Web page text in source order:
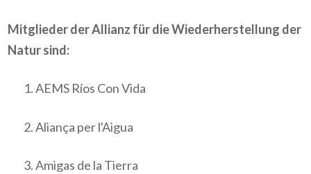
Mitglieder der Allianz für die Wiederherstellung der
Natur sind:
AEMS Ríos Con Vida
Aliança per l'Aigua
Amigas de la Tierra